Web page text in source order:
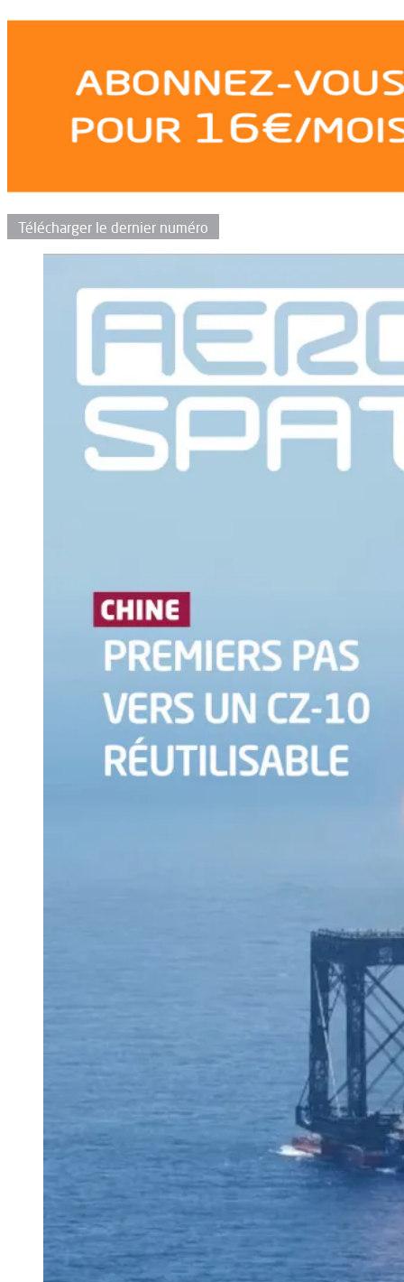
Télécharger le dernier numéro